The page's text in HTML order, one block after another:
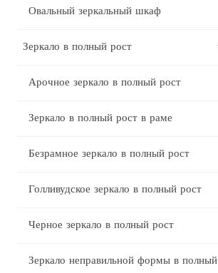
Овальный зеркальный шкаф
Зеркало в полный рост
Арочное зеркало в полный рост
Зеркало в полный рост в раме
Безрамное зеркало в полный рост
Голливудское зеркало в полный рост
Черное зеркало в полный рост
Зеркало неправильной формы в полный